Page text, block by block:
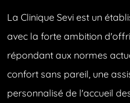
La Clinique Sevi est un
avec la forte ambition
répondant aux normes
confort sans pareil, une
personnalisé de l'accueil